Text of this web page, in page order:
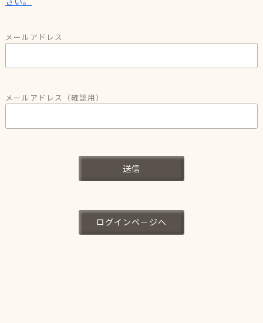
メールアドレス
メールアドレス（確認用）
送信
ログインページへ